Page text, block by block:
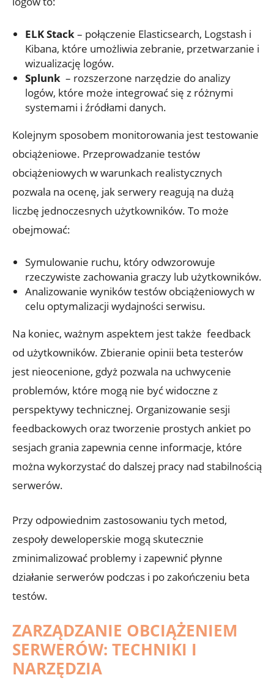
ELK Stack– połączenie Elasticsearch, ⁣Logstash i
Kibana,⁢ które umożliwia ​zebranie, przetwarzanie i
wizualizację logów.
Splunk ‌ – rozszerzone ⁣narzędzie do analizy
logów, które może integrować się ⁢z różnymi
systemami i źródłami danych.
Kolejnym​ sposobem monitorowania jest testowanie
obciążeniowe.⁤ Przeprowadzanie testów
obciążeniowych ​w warunkach realistycznych‍
pozwala na ocenę, jak serwery reagują na dużą
liczbę jednoczesnych użytkowników.‌ To może
obejmować:
Symulowanie‌ ruchu, który odwzorowuje
rzeczywiste zachowania graczy lub użytkowników.
Analizowanie wyników testów obciążeniowych w⁣
celu optymalizacji wydajności​ serwisu.
Na koniec, ważnym aspektem jest także ⁣ feedback‍
od ⁣użytkowników. ⁢Zbieranie opinii ‌beta testerów
jest ‍nieocenione, gdyż ⁤pozwala na uchwycenie
problemów, które mogą nie‌ być widoczne z⁢
perspektywy ⁤technicznej.⁢ Organizowanie​ sesji
feedbackowych oraz tworzenie prostych ⁤ankiet po
⁣sesjach grania zapewnia cenne informacje, ‍które⁢
można wykorzystać do dalszej pracy nad ⁣stabilnością
⁤serwerów.
Przy odpowiednim zastosowaniu tych metod,
zespoły deweloperskie mogą skutecznie
zminimalizować problemy i zapewnić płynne
działanie serwerów podczas i ⁤po zakończeniu beta⁢
testów.
ZARZĄDZANIE OBCIĄŻENIEM
SERWERÓW: TECHNIKI I
NARZĘDZIA